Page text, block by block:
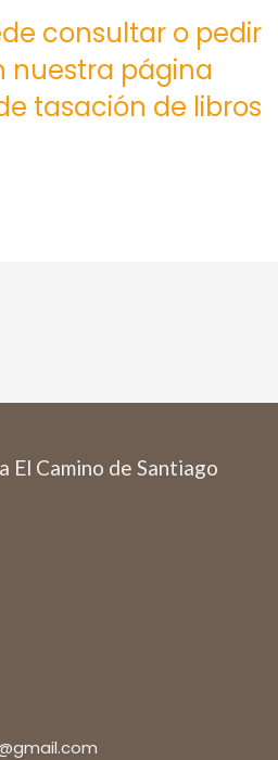
consultar o pedir
nuestra página
tasación de libros
El Camino de Santiago